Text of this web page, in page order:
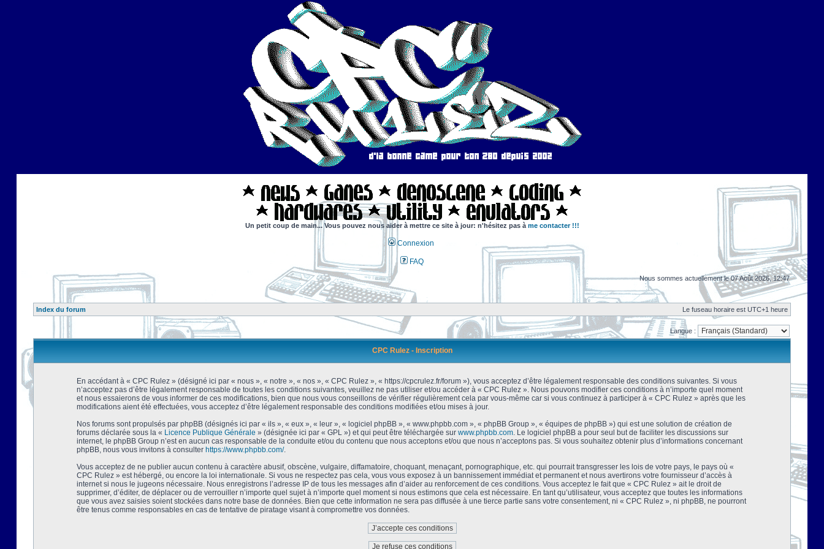
Un petit coup de main... Vous pouvez nous aider à mettre ce site à jour: n'hésitez pas à me contacter !!!
Connexion
FAQ
Nous sommes actuellement le 07 Août 2026, 12:47
Index du forum Le fuseau horaire est UTC+1 heure
Langue :
CPC Rulez - Inscription
En accédant à « CPC Rulez » (désigné ici par « nous », « notre », « nos », « CPC Rulez », « https://cpcrulez.fr/forum »), vous acceptez d’être légalement responsable des conditions suivantes. Si vous
n’acceptez pas d’être légalement responsable de toutes les conditions suivantes, veuillez ne pas utiliser et/ou accéder à « CPC Rulez ». Nous pouvons modifier ces conditions à n’importe quel moment
et nous essaierons de vous informer de ces modifications, bien que nous vous conseillons de vérifier régulièrement cela par vous-même car si vous continuez à participer à « CPC Rulez » après que les
modifications aient été effectuées, vous acceptez d’être légalement responsable des conditions modifiées et/ou mises à jour.
Nos forums sont propulsés par phpBB (désignés ici par « ils », « eux », « leur », « logiciel phpBB », « www.phpbb.com », « phpBB Group », « équipes de phpBB ») qui est une solution de création de
forums déclarée sous la « Licence Publique Générale » (désignée ici par « GPL ») et qui peut être téléchargée sur www.phpbb.com. Le logiciel phpBB a pour seul but de faciliter les discussions sur
internet, le phpBB Group n’est en aucun cas responsable de la conduite et/ou du contenu que nous acceptons et/ou que nous n’acceptons pas. Si vous souhaitez obtenir plus d’informations concernant
phpBB, nous vous invitons à consulter https://www.phpbb.com/.
Vous acceptez de ne publier aucun contenu à caractère abusif, obscène, vulgaire, diffamatoire, choquant, menaçant, pornographique, etc. qui pourrait transgresser les lois de votre pays, le pays où «
CPC Rulez » est hébergé, ou encore la loi internationale. Si vous ne respectez pas cela, vous vous exposez à un bannissement immédiat et permanent et nous avertirons votre fournisseur d’accès à
internet si nous le jugeons nécessaire. Nous enregistrons l’adresse IP de tous les messages afin d’aider au renforcement de ces conditions. Vous acceptez le fait que « CPC Rulez » ait le droit de
supprimer, d’éditer, de déplacer ou de verrouiller n’importe quel sujet à n’importe quel moment si nous estimons que cela est nécessaire. En tant qu’utilisateur, vous acceptez que toutes les informations
que vous avez saisies soient stockées dans notre base de données. Bien que cette information ne sera pas diffusée à une tierce partie sans votre consentement, ni « CPC Rulez », ni phpBB, ne pourront
être tenus comme responsables en cas de tentative de piratage visant à compromettre vos données.